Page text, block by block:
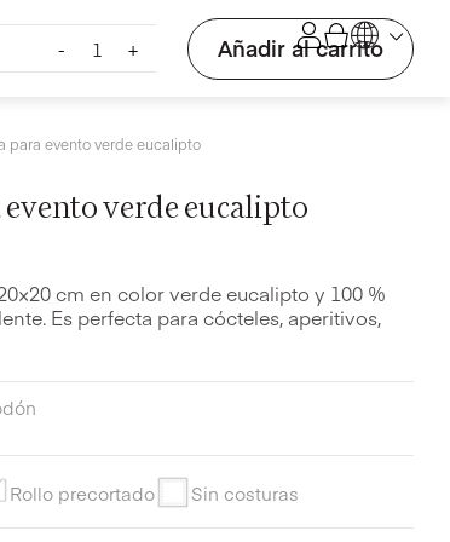
-
evento
verde
cantidad
+ Añadir al carrito
para evento verde eucalipto
verde eucalipto
cm en color verde eucalipto y 100 %
Es perfecta para cócteles, aperitivos,
Rollo precortado Sin costuras